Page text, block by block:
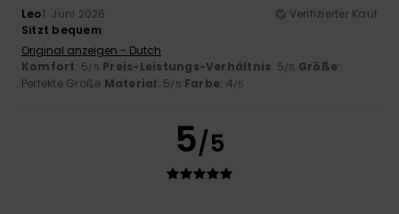
Leo1. Juni 2026
Verifizierter Kauf
Sitzt bequem
Original anzeigen - Dutch
Komfort: 5/5 Preis-Leistungs-Verhältnis: 5/5 Größe:
Perfekte Größe Material: 5/5 Farbe: 4/5
5/5